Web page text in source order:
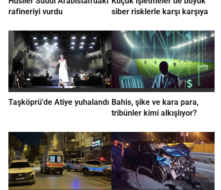
rafineriyi vurdu
siber risklerle karşı karşıya
Taşköprü'de Atiye yuhalandı Bahis, şike ve kara para,
tribünler kimi alkışlıyor?